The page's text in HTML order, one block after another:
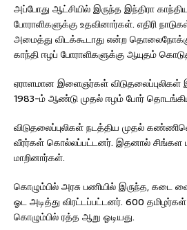
அப்போது ஆட்சியில் இருந்த இந்திரா
போராளிகளுக்கு உதவினார்கள். எதிரி
அமைத்து விடக்கூடாது என்ற
காந்தி ஈழப் போராளிகளுக்கு ஆயுதம்
ஏராளமான இளைஞர்கள்
1983-ம் ஆண்டு முதல் ஈழம் போர்
விடுதலைப்புலிகள் நடத்திய முதல்
வீரர்கள் கொல்லப்பட்டனர். இதனால் சிங்கள
மாறினார்கள்.
கொழும்பில் அரசு பணியில் இருந்த, கடை
ஓட அடித்து விரட்டப்பட்டனர். 600
கொழும்பில் ரத்த ஆறு ஓடியது.